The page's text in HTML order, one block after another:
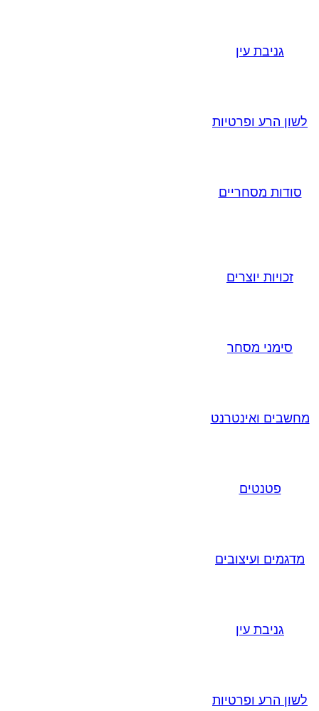
גניבת עין
לשון הרע ופרטיות
סודות מסחריים
זכויות יוצרים
סימני מסחר
מחשבים ואינטרנט
פטנטים
מדגמים ועיצובים
גניבת עין
לשון הרע ופרטיות